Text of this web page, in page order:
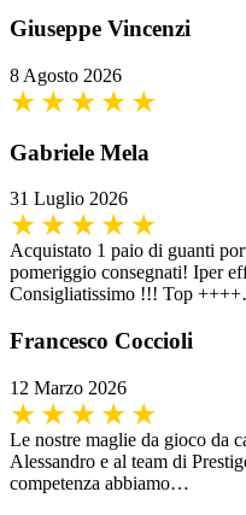
Giuseppe Vincenzi
8 Agosto 2026
Gabriele Mela
31 Luglio 2026
Acquistato 1 paio di guanti
pomeriggio consegnati! Iper
Consigliatissimo !!! Top
Francesco Coccioli
12 Marzo 2026
Le nostre maglie da gioco da
Alessandro e al team di
competenza abbiamo…